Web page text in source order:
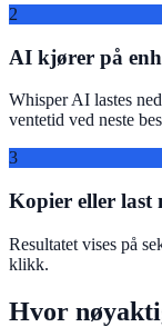
2
AI kjører på
Whisper AI lastes
ventetid ved neste
3
Kopier eller last
Resultatet vises på
klikk.
Hvor